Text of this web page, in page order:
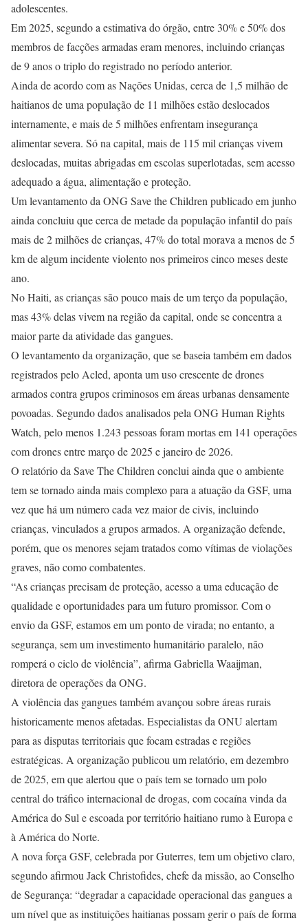
adolescentes.
Em 2025, segundo a estimativa do órgão, entre 30% e 50% dos
membros de facções armadas eram menores, incluindo crianças
de 9 anos o triplo do registrado no período anterior.
Ainda de acordo com as Nações Unidas, cerca de 1,5 milhão de
haitianos de uma população de 11 milhões estão deslocados
internamente, e mais de 5 milhões enfrentam insegurança
alimentar severa. Só na capital, mais de 115 mil crianças vivem
deslocadas, muitas abrigadas em escolas superlotadas, sem acesso
adequado a água, alimentação e proteção.
Um levantamento da ONG Save the Children publicado em junho
ainda concluiu que cerca de metade da população infantil do país
mais de 2 milhões de crianças, 47% do total morava a menos de 5
km de algum incidente violento nos primeiros cinco meses deste
ano.
No Haiti, as crianças são pouco mais de um terço da população,
mas 43% delas vivem na região da capital, onde se concentra a
maior parte da atividade das gangues.
O levantamento da organização, que se baseia também em dados
registrados pelo Acled, aponta um uso crescente de drones
armados contra grupos criminosos em áreas urbanas densamente
povoadas. Segundo dados analisados pela ONG Human Rights
Watch, pelo menos 1.243 pessoas foram mortas em 141 operações
com drones entre março de 2025 e janeiro de 2026.
O relatório da Save The Children conclui ainda que o ambiente
tem se tornado ainda mais complexo para a atuação da GSF, uma
vez que há um número cada vez maior de civis, incluindo
crianças, vinculados a grupos armados. A organização defende,
porém, que os menores sejam tratados como vítimas de violações
graves, não como combatentes.
“As crianças precisam de proteção, acesso a uma educação de
qualidade e oportunidades para um futuro promissor. Com o
envio da GSF, estamos em um ponto de virada; no entanto, a
segurança, sem um investimento humanitário paralelo, não
romperá o ciclo de violência”, afirma Gabriella Waaijman,
diretora de operações da ONG.
A violência das gangues também avançou sobre áreas rurais
historicamente menos afetadas. Especialistas da ONU alertam
para as disputas territoriais que focam estradas e regiões
estratégicas. A organização publicou um relatório, em dezembro
de 2025, em que alertou que o país tem se tornado um polo
central do tráfico internacional de drogas, com cocaína vinda da
América do Sul e escoada por território haitiano rumo à Europa e
à América do Norte.
A nova força GSF, celebrada por Guterres, tem um objetivo claro,
segundo afirmou Jack Christofides, chefe da missão, ao Conselho
de Segurança: “degradar a capacidade operacional das gangues a
um nível que as instituições haitianas possam gerir o país de forma